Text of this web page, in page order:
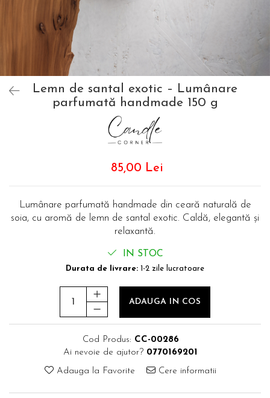
Lemn de santal exotic – Lumânare
parfumată handmade 150 g
85,00 Lei
Lumânare parfumată handmade din ceară naturală de
soia, cu aromă de lemn de santal exotic. Caldă, elegantă și
relaxantă.
IN STOC
Durata de livrare: 1-2 zile lucratoare
ADAUGA IN COS
Cod Produs: CC-00286
Ai nevoie de ajutor? 0770169201
Adauga la Favorite Cere informatii